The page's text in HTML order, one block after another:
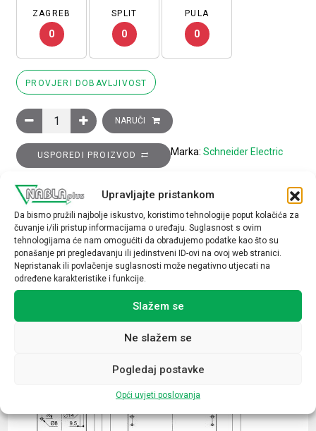
Upravljajte pristankom
Da bismo pružili najbolje iskustvo, koristimo tehnologije poput kolačića za
čuvanje i/ili pristup informacijama o uređaju. Suglasnost s ovim
tehnologijama će nam omogućiti da obrađujemo podatke kao što su
ponašanje pri pregledavanju ili jedinstveni ID-ovi na ovoj web stranici.
Nepristanak ili povlačenje suglasnosti može negativno utjecati na
određene karakteristike i funkcije.
Slažem se
Ne slažem se
Pogledaj postavke
Opći uvjeti poslovanja
ZAGREB
0
SPLIT
0
PULA
0
PROVJERI DOBAVLJIVOST
Sklopnik motorski 3P (3NO) TeSys D, 80A (AC-3), 1R+1M
NARUČI
USPOREDI PROIZVOD Marka: Schneider Electric
TEHNIČKE SPECIFIKACIJE
Povezani proizvodi